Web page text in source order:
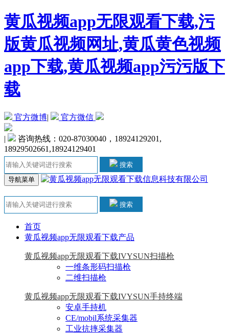
黄瓜视频app无限观看下载,污
版黄瓜视频网址,黄瓜黄色视频
app下载,黄瓜视频app污污版下
载
官方微博| 官方微信
|
咨询热线：020-87030040，18924129201,
18929502661,18924129401
搜索
导航菜单
搜索
首页
黄瓜视频app无限观看下载产品
黄瓜视频app无限观看下载IVYSUN扫描枪
一维条形码扫描枪
二维扫描枪
黄瓜视频app无限观看下载IVYSUN手持终端
安卓手持机
CE/mobil系统采集器
工业抗摔采集器